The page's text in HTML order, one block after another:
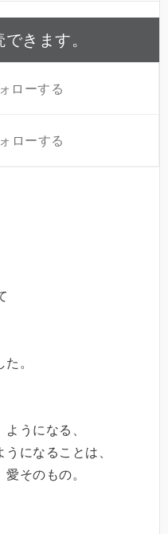
きます。
ローする
ローする
。
ようになる、
うになることは、
そのもの。